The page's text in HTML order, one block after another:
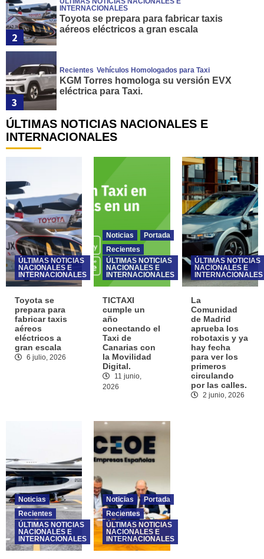
2
INTERNACIONALES
Toyota se prepara para fabricar taxis
aéreos eléctricos a gran escala
3
Recientes Vehículos Homologados para Taxi
KGM Torres homologa su versión EVX
eléctrica para Taxi.
Noticias PRUEBAS DE APTITUD PROFESIONAL
Recientes
Santa Cruz de Tenerife. Convocatoria de
Permiso Municipal de Conductor de Auto-
5
Leyes
Los taxistas estarán obligados a utilizar el
cinturón de seguridad en todo momento a
partir del 1 de octubre de 2026.
1
Noticias Recientes
Puerto de la Cruz acoge por segundo año
consecutivo las jornadas de formación
auto-taxis
ÚLTIMAS NOTICIAS NACIONALES E
INTERNACIONALES
Toyota se prepara para fabricar taxis
aéreos eléctricos a gran escala
Vehículos Homologados para Taxi
eléctrica para Taxi.
ÚLTIMAS NOTICIAS NACIONALES E
INTERNACIONALES
ÚLTIMAS NOTICIAS
NACIONALES E
INTERNACIONALES
Toyota se
prepara para
fabricar taxis
aéreos
eléctricos a
gran escala
6 julio, 2026
Noticias
Portada
Recientes
ÚLTIMAS NOTICIAS
NACIONALES E
INTERNACIONALES
TICTAXI
cumple un
año
conectando el
Taxi de
Canarias con
la Movilidad
Digital.
11 junio,
2026
ÚLTIMAS NOTICIAS
NACIONALES E
INTERNACIONALES
La
Comunidad
de Madrid
aprueba los
robotaxis y ya
hay fecha
para ver los
primeros
circulando
por las calles.
2 junio, 2026
Noticias
Recientes
ÚLTIMAS NOTICIAS
NACIONALES E
INTERNACIONALES
Noticias
Portada
Recientes
ÚLTIMAS NOTICIAS
NACIONALES E
INTERNACIONALES